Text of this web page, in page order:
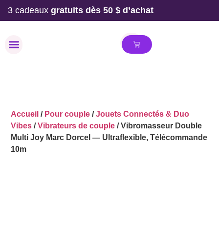
3 cadeaux gratuits dès 50 $ d’achat
Accueil / Pour couple /Jouets Connectés & Duo
Vibes /Vibrateurs de couple / Vibromasseur Double
Multi Joy Marc Dorcel — Ultraflexible, Télécommande
10m